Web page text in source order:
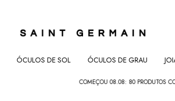
ÓCULOS DE SOL ÓCULOS DE GRAU
COMEÇOU 08.08: 80 PRODUTOS COM